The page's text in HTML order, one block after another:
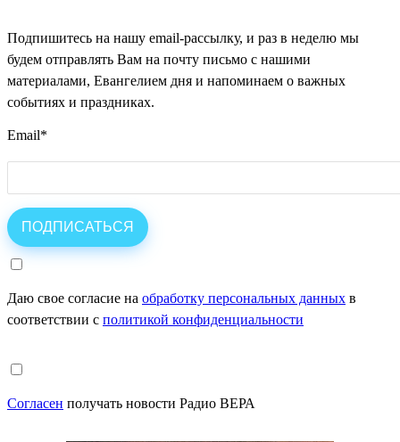
Подпишитесь на нашу email-рассылку, и раз в неделю мы
будем отправлять Вам на почту письмо с нашими
материалами, Евангелием дня и напоминаем о важных
событиях и праздниках.
Email*
Даю свое согласие на обработку персональных данных в
соответствии с политикой конфиденциальности
Согласен получать новости Радио ВЕРА